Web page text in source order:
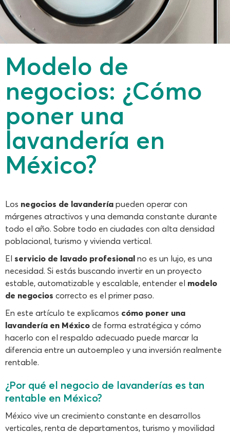
Modelo de
negocios: ¿Cómo
poner una
lavandería en
México?
Los negocios de lavandería pueden operar con
márgenes atractivos y una demanda constante durante
todo el año. Sobre todo en ciudades con alta densidad
poblacional, turismo y vivienda vertical.
El servicio de lavado profesional no es un lujo, es una
necesidad. Si estás buscando invertir en un proyecto
estable, automatizable y escalable, entender el modelo
de negocios correcto es el primer paso.
En este artículo te explicamos cómo poner una
lavandería en México de forma estratégica y cómo
hacerlo con el respaldo adecuado puede marcar la
diferencia entre un autoempleo y una inversión realmente
rentable.
¿Por qué el negocio de lavanderías es tan
rentable en México?
México vive un crecimiento constante en desarrollos
verticales, renta de departamentos, turismo y movilidad